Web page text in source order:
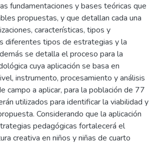
fundamentaciones y bases teóricas que
propuestas, y que detallan cada una
características, tipos y
diferentes tipos de estrategias y la
se detalla el proceso para la
cuya aplicación se basa en
instrumento, procesamiento y análisis
campo a aplicar, para la población de 77
utilizados para identificar la viabilidad y
Considerando que la aplicación
pedagógicas fortalecerá el
creativa en niños y niñas de cuarto